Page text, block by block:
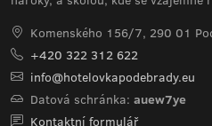
Komenského 156/7, 290 01
+420 322 312 622
info@hotelovkapodebrady.eu
Datová schránka: auew7ye
Kontaktní formulář